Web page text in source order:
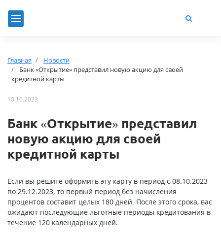
Главная
Новости
Банк «Открытие» представил новую акцию для своей
кредитной карты
10.10.2023
Банк «Открытие» представил
новую акцию для своей
кредитной карты
Если вы решите оформить эту карту в период с 08.10.2023
по 29.12.2023, то первый период без начисления
процентов составит целых 180 дней. После этого срока, вас
ожидают последующие льготные периоды кредитования в
течение 120 календарных дней.